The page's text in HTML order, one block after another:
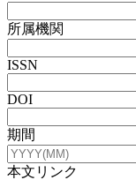
所属機関
ISSN
DOI
期間
本文リンク